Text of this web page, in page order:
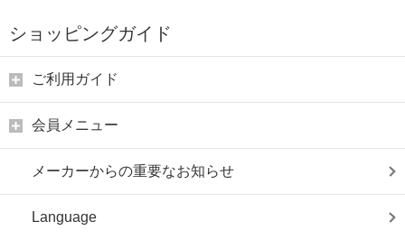
ショッピングガイド
ご利用ガイド
会員メニュー
メーカーからの重要なお知らせ
Language